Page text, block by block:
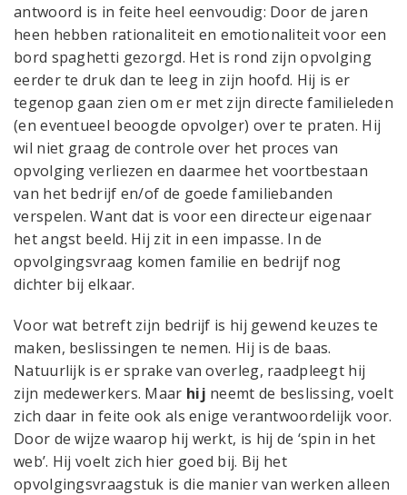
antwoord is in feite heel eenvoudig: Door de jaren
heen hebben rationaliteit en emotionaliteit voor een
bord spaghetti gezorgd. Het is rond zijn opvolging
eerder te druk dan te leeg in zijn hoofd. Hij is er
tegenop gaan zien om er met zijn directe familieleden
(en eventueel beoogde opvolger) over te praten. Hij
wil niet graag de controle over het proces van
opvolging verliezen en daarmee het voortbestaan
van het bedrijf en/of de goede familiebanden
verspelen. Want dat is voor een directeur eigenaar
het angst beeld. Hij zit in een impasse. In de
opvolgingsvraag komen familie en bedrijf nog
dichter bij elkaar.
Voor wat betreft zijn bedrijf is hij gewend keuzes te
maken, beslissingen te nemen. Hij is de baas.
Natuurlijk is er sprake van overleg, raadpleegt hij
zijn medewerkers. Maar hij neemt de beslissing, voelt
zich daar in feite ook als enige verantwoordelijk voor.
Door de wijze waarop hij werkt, is hij de ‘spin in het
web’. Hij voelt zich hier goed bij. Bij het
opvolgingsvraagstuk is die manier van werken alleen